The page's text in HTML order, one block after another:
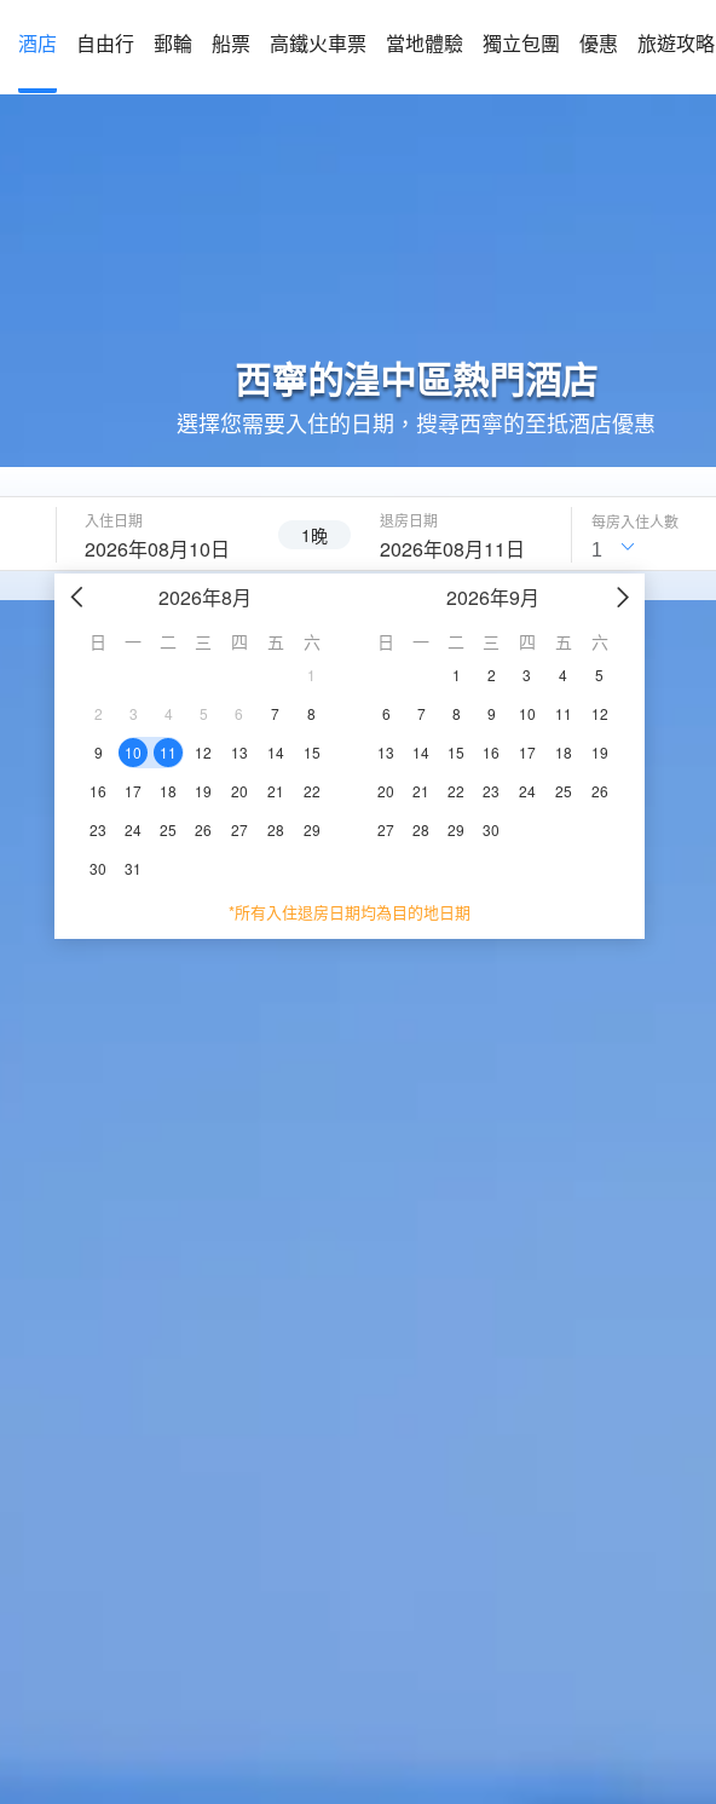
酒店 自由行 郵輪 船票 高鐵火車票 當地體驗 獨立包團 優惠 旅遊攻略
西寧的湟中區熱門酒店
選擇您需要入住的日期，搜尋西寧的至抵酒店優惠
入住日期
2026年08月10日 1晚
退房日期
2026年08月11日
2026年8月
日 一 二 三 四 五 六
1
2
3 4 5 6 7
8
9
10 11 12 13 14
15
16
17 18 19 20 21
22
23
24 25 26 27 28
29
30
31
2026年9月
日 一 二 三 四 五 六
1 2 3 4
5
6
7 8 9 10 11
12
13
14 15 16 17 18
19
20
21 22 23 24 25
26
27
28 29 30
*所有入住退房日期均為目的地日期
每房入住人數